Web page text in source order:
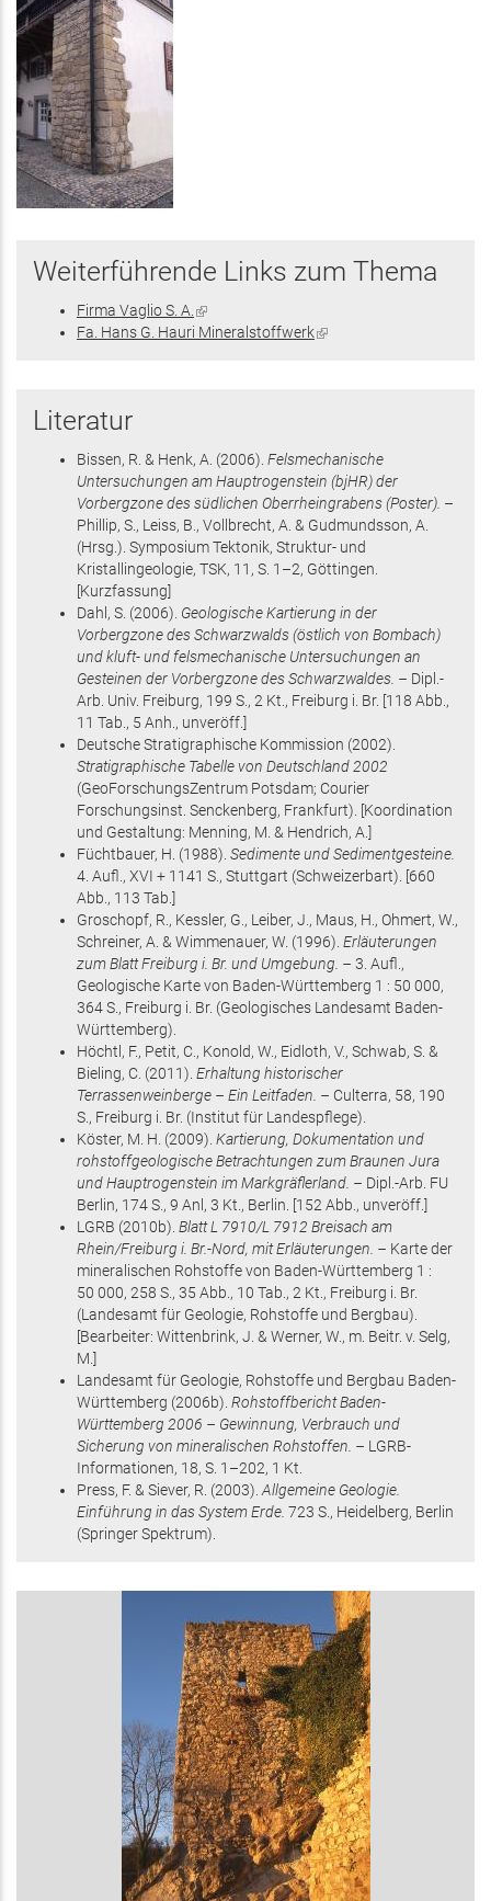
Weiterführende Links zum Thema
Firma Vaglio S. A.(Link
ist
Fa. Hans G. Hauri Mineralstoffwerk(Link
Literatur
Bissen, R. & Henk, A. (2006). Felsmechanische
Untersuchungen am Hauptrogenstein (bjHR) der
Vorbergzone des südlichen Oberrheingrabens (Poster). –
Phillip, S., Leiss, B., Vollbrecht, A. & Gudmundsson, A.
(Hrsg.). Symposium Tektonik, Struktur- und
Kristallingeologie, TSK, 11 , S. 1–2, Göttingen.
[Kurzfassung]
Dahl, S. (2006). Geologische Kartierung in der
Vorbergzone des Schwarzwalds (östlich von Bombach)
und kluft- und felsmechanische Untersuchungen an
Gesteinen der Vorbergzone des Schwarzwaldes. – Dipl.-
Arb. Univ. Freiburg, 199 S., 2 Kt., Freiburg i. Br. [118 Abb.,
11 Tab., 5 Anh., unveröff.]
Deutsche Stratigraphische Kommission (2002).
Stratigraphische Tabelle von Deutschland 2002
(GeoForschungsZentrum Potsdam; Courier
Forschungsinst. Senckenberg, Frankfurt). [Koordination
und Gestaltung: Menning, M. & Hendrich, A.]
Füchtbauer, H. (1988). Sedimente und Sedimentgesteine.
4. Aufl., XVI + 1141 S., Stuttgart (Schweizerbart). [660
Abb., 113 Tab.]
Groschopf, R., Kessler, G., Leiber, J., Maus, H., Ohmert, W.,
Schreiner, A. & Wimmenauer, W. (1996). Erläuterungen
zum Blatt Freiburg i. Br. und Umgebung. – 3. Aufl.,
Geologische Karte von Baden-Württemberg 1 : 50 000,
364 S., Freiburg i. Br. (Geologisches Landesamt Baden-
Württemberg).
Höchtl, F., Petit, C., Konold, W., Eidloth, V., Schwab, S. &
Bieling, C. (2011). Erhaltung historischer
Terrassenweinberge – Ein Leitfaden. – Culterra, 58, 190
S., Freiburg i. Br. (Institut für Landespflege).
Köster, M. H. (2009). Kartierung, Dokumentation und
rohstoffgeologische Betrachtungen zum Braunen Jura
und Hauptrogenstein im Markgräflerland. – Dipl.-Arb. FU
Berlin, 174 S., 9 Anl, 3 Kt., Berlin. [152 Abb., unveröff.]
LGRB (2010b). Blatt L 7910/L 7912 Breisach am
Rhein/Freiburg i. Br.-Nord, mit Erläuterungen. – Karte der
mineralischen Rohstoffe von Baden-Württemberg 1 :
50 000, 258 S., 35 Abb., 10 Tab., 2 Kt., Freiburg i. Br.
(Landesamt für Geologie, Rohstoffe und Bergbau).
[Bearbeiter: Wittenbrink, J. & Werner, W., m. Beitr. v. Selg,
M.]
Landesamt für Geologie, Rohstoffe und Bergbau Baden-
Württemberg (2006b). Rohstoffbericht Baden-
Württemberg 2006 – Gewinnung, Verbrauch und
Sicherung von mineralischen Rohstoffen. – LGRB-
Informationen, 18, S. 1–202, 1 Kt.
Press, F. & Siever, R. (2003).Allgemeine Geologie.
Einführung in das System Erde. 723 S., Heidelberg, Berlin
(Springer Spektrum).